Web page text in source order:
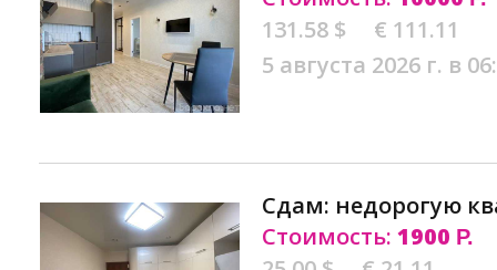
131.58 $
€ 111.11
5 августа 2026 г. в
Сдам: недорогую
Стоимость: 1900 Р.